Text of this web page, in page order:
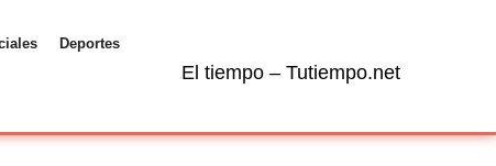
Deportes
El tiempo – Tutiempo.net